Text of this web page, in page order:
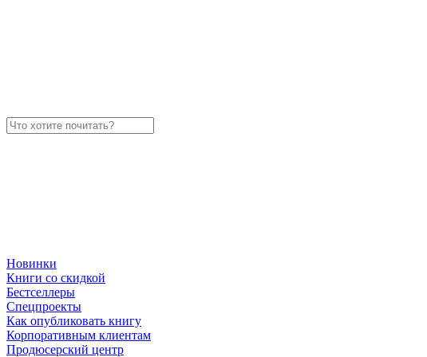
Новинки
Книги со скидкой
Бестселлеры
Спецпроекты
Как опубликовать книгу
Корпоративным клиентам
Продюсерский центр